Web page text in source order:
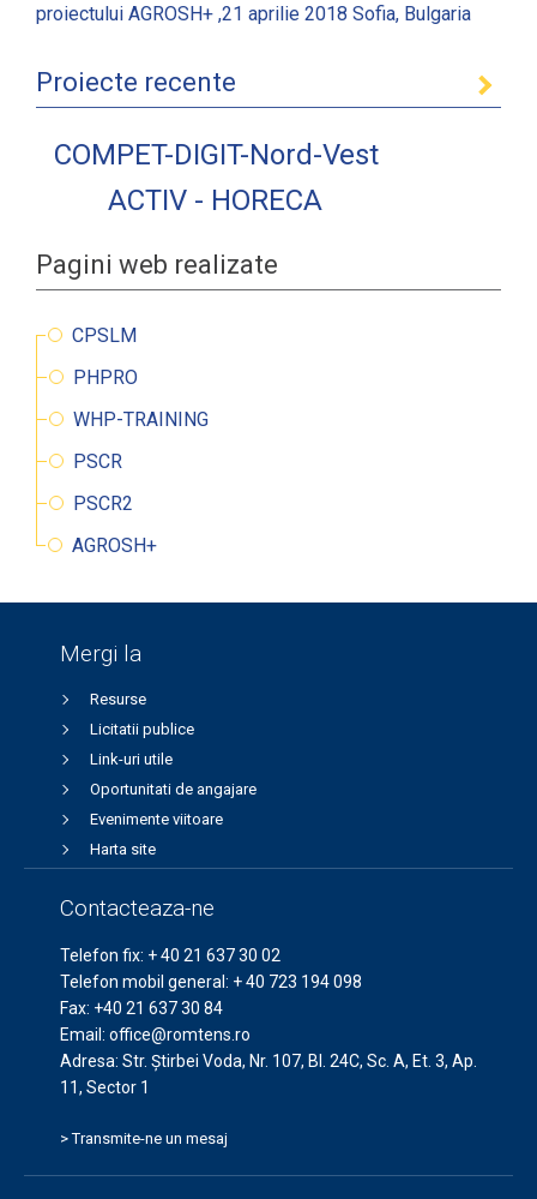
proiectului AGROSH+ ,21 aprilie 2018 Sofia, Bulgaria
Proiecte recente
COMPET-DIGIT-Nord-Vest
ACTIV - HORECA
Pagini web realizate
CPSLM
PHPRO
WHP-TRAINING
PSCR
PSCR2
AGROSH+
Mergi la
Resurse
Licitatii publice
Link-uri utile
Oportunitati de angajare
Evenimente viitoare
Harta site
Contacteaza-ne
Telefon fix: + 40 21 637 30 02
Telefon mobil general: + 40 723 194 098
Fax: +40 21 637 30 84
Email: office@romtens.ro
Adresa: Str. Ştirbei Voda, Nr. 107, Bl. 24C, Sc. A, Et. 3, Ap.
11, Sector 1
> Transmite-ne un mesaj